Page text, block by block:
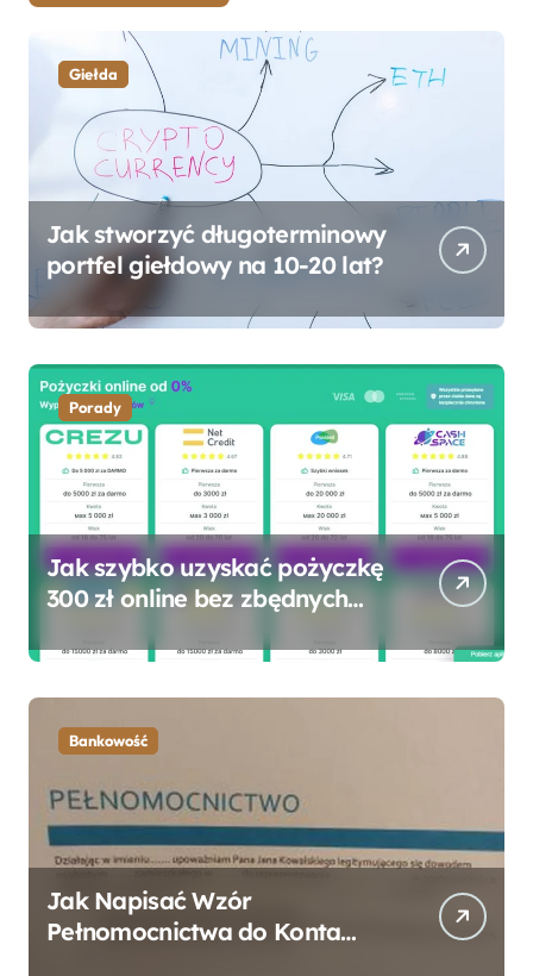
Giełda
Jak stworzyć długoterminowy
portfel giełdowy na 10-20 lat?
Porady
Jak szybko uzyskać pożyczkę
300 zł online bez zbędnych
Bankowość
Jak Napisać Wzór
Pełnomocnictwa do Konta